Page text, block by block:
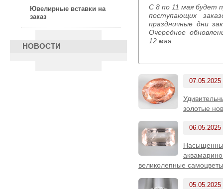
Ювелирные вставки на
заказ
НОВОСТИ
С 8 по 11 мая будет производиться только обработка
поступающих
праздничные дни
Очередное
12 мая.
07.05.2025
золотые
06.05.2025
великолепные
05.05.2025